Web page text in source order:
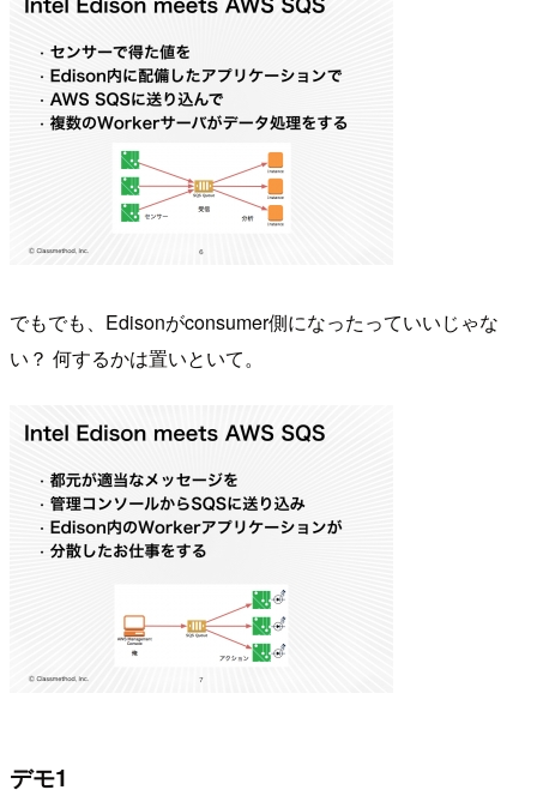
でもでも、Edisonがconsumer側になったっていいじゃな
い？ 何するかは置いといて。
デモ1